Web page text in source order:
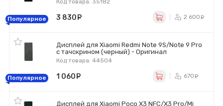
Код товара: 35182
Популярное 3 830 2 600
Дисплей для Xiaomi Redmi Note 9S/Note 9 Pro
с тачскрином (черный) - Оригинал
Код товара: 44504
Популярное 1 060 670
Дисплей для Xiaomi Poco X3 NFC/X3 Pro/Mi